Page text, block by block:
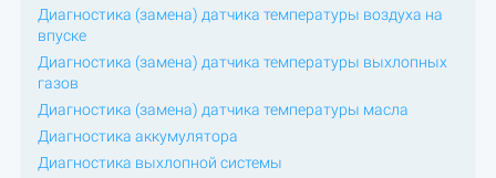
Диагностика (замена) датчика температуры воздуха на
впуске
Диагностика (замена) датчика температуры выхлопных
газов
Диагностика (замена) датчика температуры масла
Диагностика аккумулятора
Диагностика выхлопной системы